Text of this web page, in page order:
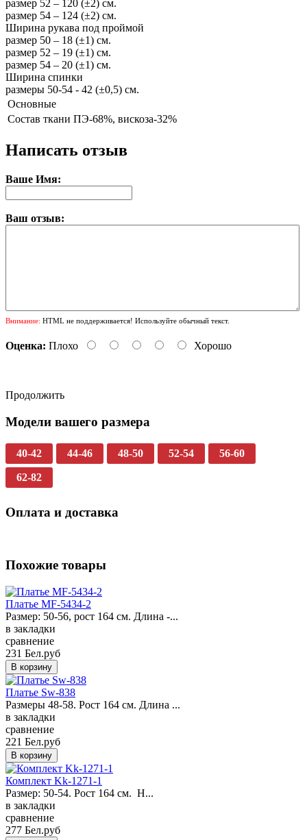
размер 52 – 120 (±2) см.
размер 54 – 124 (±2) см.
Ширина рукава под проймой
размер 50 – 18 (±1) см.
размер 52 – 19 (±1) см.
размер 54 – 20 (±1) см.
Ширина спинки
размеры 50-54 - 42 (±0,5) см.
Основные
Состав ткани ПЭ-68%, вискоза-32%
Написать отзыв
Ваше Имя:
Ваш отзыв:
Внимание: HTML не поддерживается! Используйте обычный текст.
Оценка: Плохо Хорошо
Продолжить
Модели вашего размера
40-42 44-46 48-50 52-54 56-60
62-82
Оплата и доставка
Похожие товары
Платье MF-5434-2
Размер: 50-56, рост 164 см. Длина -...
в закладки
сравнение
231 Бел.руб
Платье Sw-838
Размеры 48-58. Рост 164 см. Длина ...
в закладки
сравнение
221 Бел.руб
Комплект Kk-1271-1
Размер: 50-54. Рост 164 см. Н...
в закладки
сравнение
277 Бел.руб